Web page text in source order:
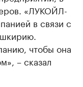
«ЛУКОЙЛ-
в связи с
чтобы она
– сказал